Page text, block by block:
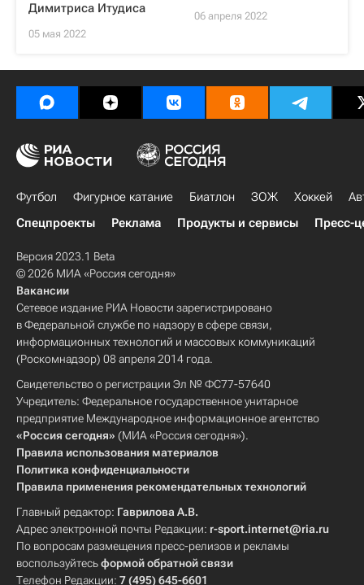
Димитриса Итудиса
05 мая 2022
06 апреля 2022
Футбол Фигурное катание Биатлон ЗОЖ Хоккей
Спецпроекты
Реклама Продукты и сервисы Пресс-
Версия 2023.1 Beta
© 2026 МИА «Россия сегодня»
Вакансии
Сетевое издание РИА Новости зарегистрировано
в Федеральной службе по надзору в сфере связи,
информационных технологий и массовых коммуникаций
(Роскомнадзор) 08 апреля 2014 года.
Свидетельство о регистрации Эл № ФС77-57640
Учредитель: Федеральное государственное унитарное
предприятие Международное информационное агентство
«Россия сегодня» (МИА «Россия сегодня»).
Правила использования материалов
Политика конфиденциальности
Правила применения рекомендательных технологий
Главный редактор: Гаврилова А.В.
Адрес электронной почты Редакции: r-sport.internet@ria.ru
По вопросам размещения пресс-релизов и рекламы
воспользуйтесьформой обратной связи
Телефон Редакции: 7 (495) 645-6601